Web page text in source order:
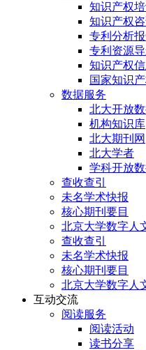
知识产权培
知识产权
专利分析
专利资源
知识产权
国家知识
数据服务
北大开放
机构知识库
北大期刊网
北大学者
学科开放
查收查引
未名学术快报
核心期刊要目
北京大学数字人
查收查引
未名学术快报
核心期刊要目
北京大学数字人
互动交流
阅读服务
阅读活动
读书分享